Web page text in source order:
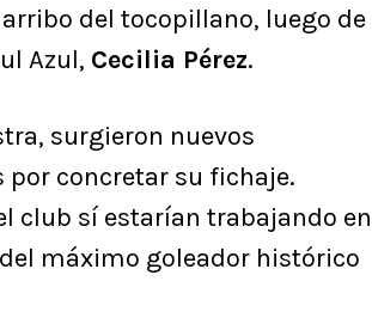
del tocopillano, luego de
Azul, Cecilia Pérez.
surgieron nuevos
por concretar su fichaje.
club sí estarían trabajando en
máximo goleador histórico